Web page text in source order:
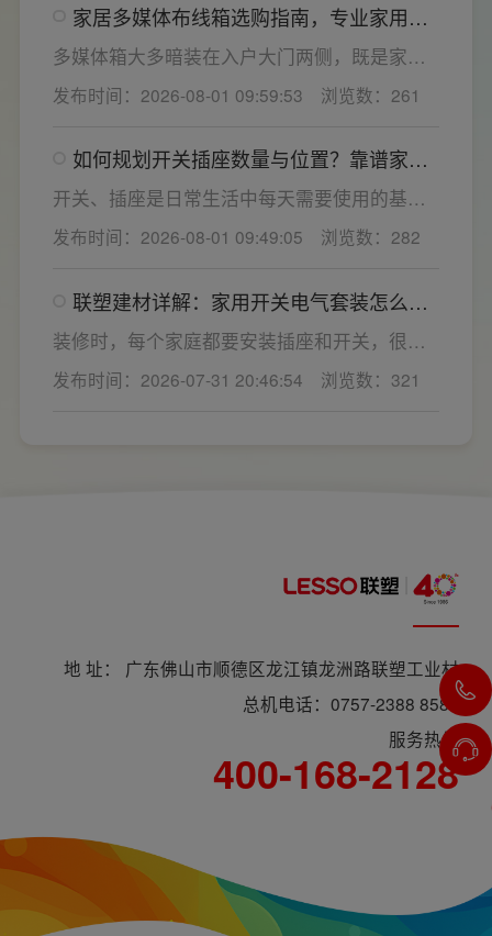
电气套装产品，结构设计科学、稳压防护性能
优异，可有效应对电压瞬变、电网波动等场
景，减少无故跳闸、误跳闸等故障问题。
家居多媒体布线箱选购指南，专业家用开
关电气套装厂家为您详解
多媒体箱大多暗装在入户大门两侧，既是家居
弱电线路的集中收纳载体，也会影响墙面整体
装修美观度，外观颜值、内部空间、模块化功
一站式配齐全屋电气产品，选择综合实力过硬
的家用开关电气套装厂家，可以同时搞定开关
插座、配电箱、多媒体布线箱等全套产品，采
购与售后更省心。
发布时间：2026-08-01 09:59:53 浏览数：261
如何规划开关插座数量与位置？靠谱家用
开关电气套装品牌怎么选？
开关、插座是日常生活中每天需要使用的基础
电气配件。随着家用电器的普及，需要的电源
插座和开关也会越来越多。装修前期除了规划
关键。如果装修时开关、插座的数量设置不
够，或者开关、插座的位置设置不合理，会给
今后的日常生活带来诸多不便，甚至留下安全
隐患。 所以装修前一定要精心规划开关、插座
发布时间：2026-08-01 09:49:05 浏览数：282
联塑建材详解：家用开关电气套装怎么
选，开关插座怎么安装更安全
装修时，每个家庭都要安装插座和开关，很多
业主在挑选家用开关电气套装之后，并不清楚
插座、开关合理的离地高度以及规范的安装方
发布时间：2026-07-31 20:46:54 浏览数：321
地 址： 广东佛山市顺德区龙江镇龙洲路联塑工业村
总机电话：0757-2388 8588
服务热线
400-168-2128